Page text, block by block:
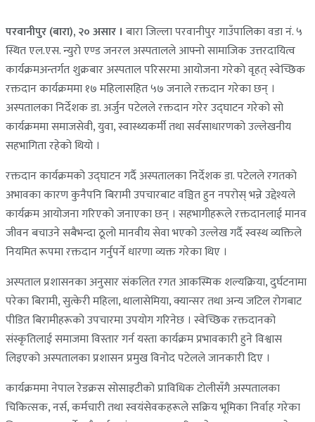
परवानीपुर (बारा), २० असार । बारा जिल्ला परवानीपुर गाउँपालिका वडा नं. ५
स्थित एल.एस. न्युरो एण्ड जनरल अस्पतालले आफ्नो सामाजिक उत्तरदायित्व
कार्यक्रमअन्तर्गत शुक्रबार अस्पताल परिसरमा आयोजना गरेको वृहत् स्वेच्छिक
रक्तदान कार्यक्रममा १७ महिलासहित ५७ जनाले रक्तदान गरेका छन् ।
अस्पतालका निर्देशक डा. अर्जुन पटेलले रक्तदान गरेर उद्घाटन गरेको सो
कार्यक्रममा समाजसेवी, युवा, स्वास्थ्यकर्मी तथा सर्वसाधारणको उल्लेखनीय
सहभागिता रहेको थियो ।
रक्तदान कार्यक्रमको उद्घाटन गर्दै अस्पतालका निर्देशक डा. पटेलले रगतको
अभावका कारण कुनैपनि बिरामी उपचारबाट वञ्चित हुन नपरोस् भन्ने उद्देश्यले
कार्यक्रम आयोजना गरिएको जनाएका छन् । सहभागीहरूले रक्तदानलाई मानव
जीवन बचाउने सबैभन्दा ठूलो मानवीय सेवा भएको उल्लेख गर्दै स्वस्थ व्यक्तिले
नियमित रूपमा रक्तदान गर्नुपर्ने धारणा व्यक्त गरेका थिए ।
अस्पताल प्रशासनका अनुसार संकलित रगत आकस्मिक शल्यक्रिया, दुर्घटनामा
परेका बिरामी, सुत्केरी महिला, थालासेमिया, क्यान्सर तथा अन्य जटिल रोगबाट
पीडित बिरामीहरूको उपचारमा उपयोग गरिनेछ । स्वेच्छिक रक्तदानको
संस्कृतिलाई समाजमा विस्तार गर्न यस्ता कार्यक्रम प्रभावकारी हुने विश्वास
लिइएको अस्पतालका प्रशासन प्रमुख विनोद पटेलले जानकारी दिए ।
कार्यक्रममा नेपाल रेडक्रस सोसाइटीको प्राविधिक टोलीसँगै अस्पतालका
चिकित्सक, नर्स, कर्मचारी तथा स्वयंसेवकहरूले सक्रिय भूमिका निर्वाह गरेका